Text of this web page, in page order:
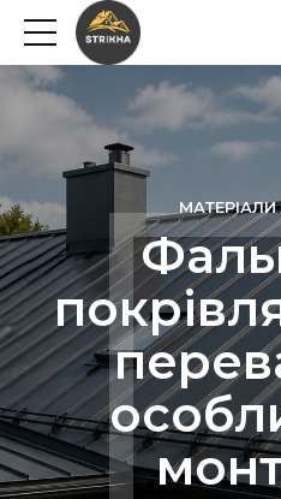
МАТЕРІАЛИ